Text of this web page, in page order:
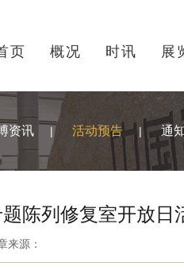
页 概况 时讯 展
资讯 | 活动预告 | 通
陈列修复室开放日
来源：